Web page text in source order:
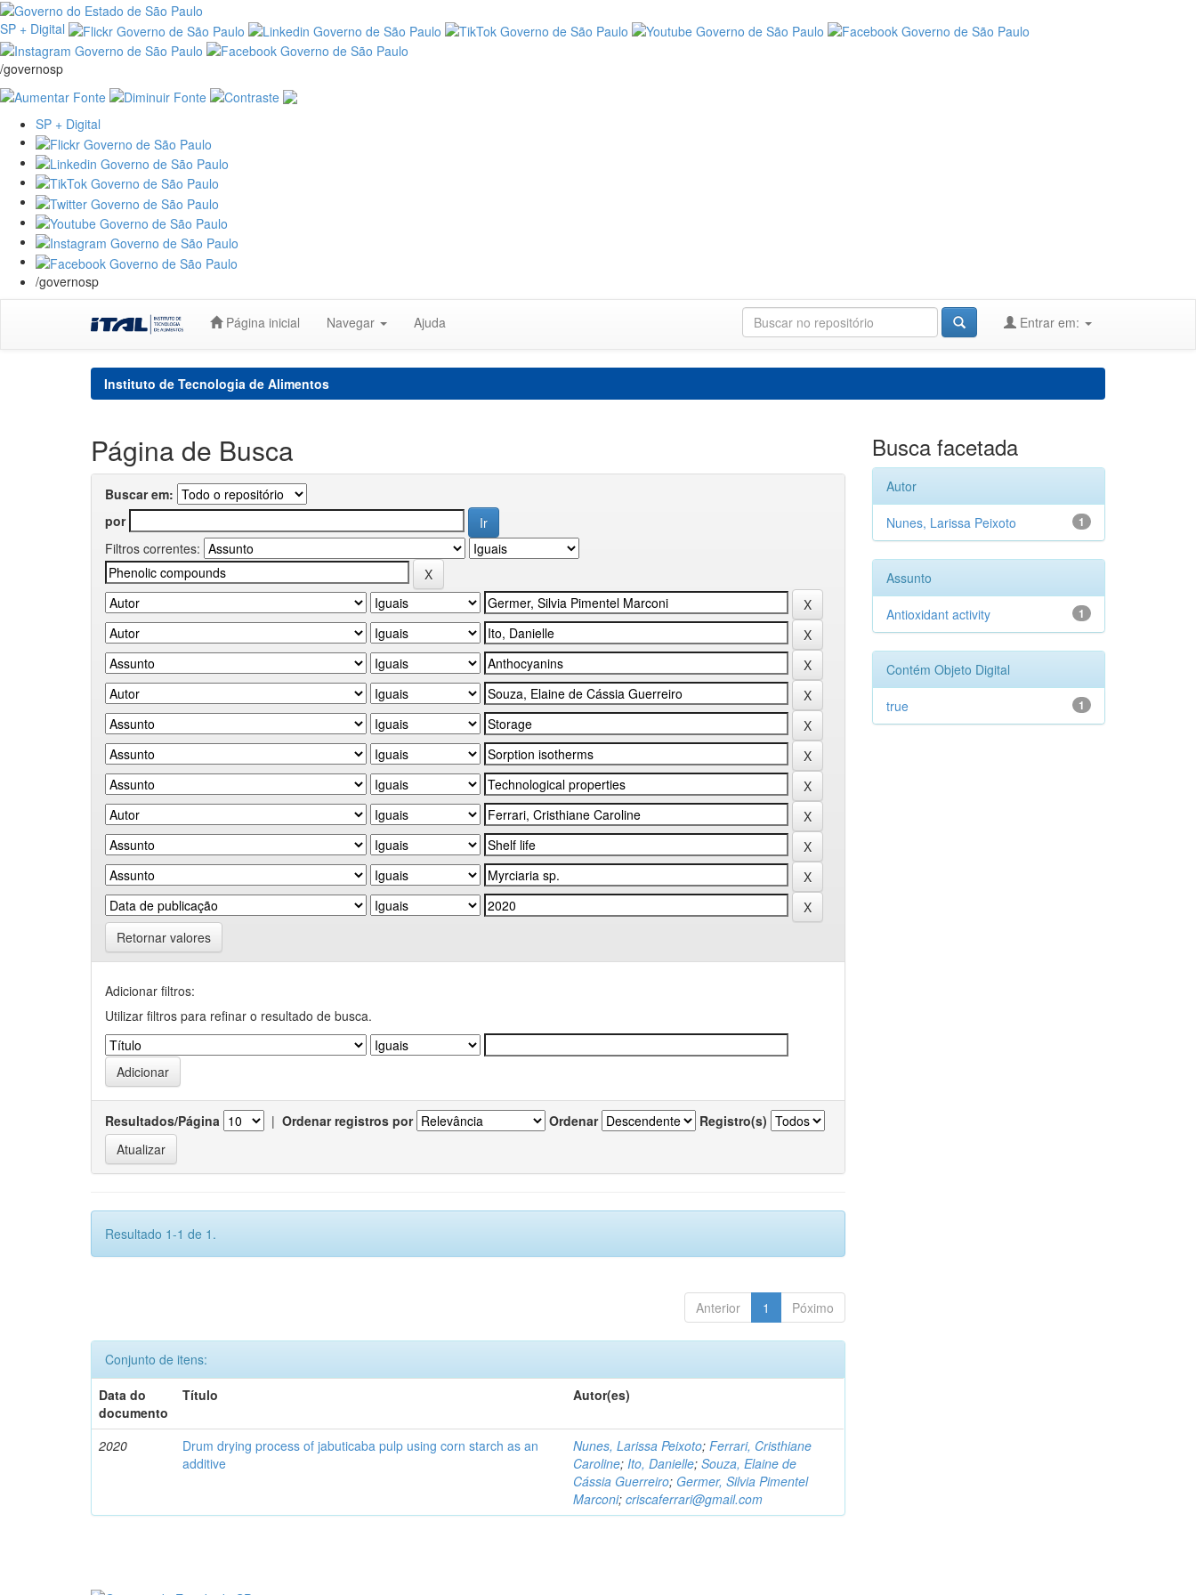
SP + Digital
/governosp
SP + Digital
/governosp
Página inicial Navegar Ajuda Entrar em:
Instituto de Tecnologia de Alimentos
Página de Busca
Buscar em:
por
Filtros correntes:
Retornar valores
Adicionar filtros:
Utilizar filtros para refinar o resultado de busca.
Resultados/Página | Ordenar registros por Ordenar Registro(s)
Resultado 1-1 de 1.
Anterior 1 Póximo
Conjunto de itens:
Data do
documento
Título Autor(es)
2020
Drum drying process of jabuticaba pulp using corn starch as an
additive
Nunes, Larissa Peixoto;Ferrari, Cristhiane
Caroline;Ito, Danielle;Souza, Elaine de
Cássia Guerreiro; Germer, Silvia Pimentel
Marconi;criscaferrari@gmail.com
Busca facetada
Autor
1
Nunes, Larissa Peixoto
Assunto
1
Antioxidant activity
Contém Objeto Digital
1
true